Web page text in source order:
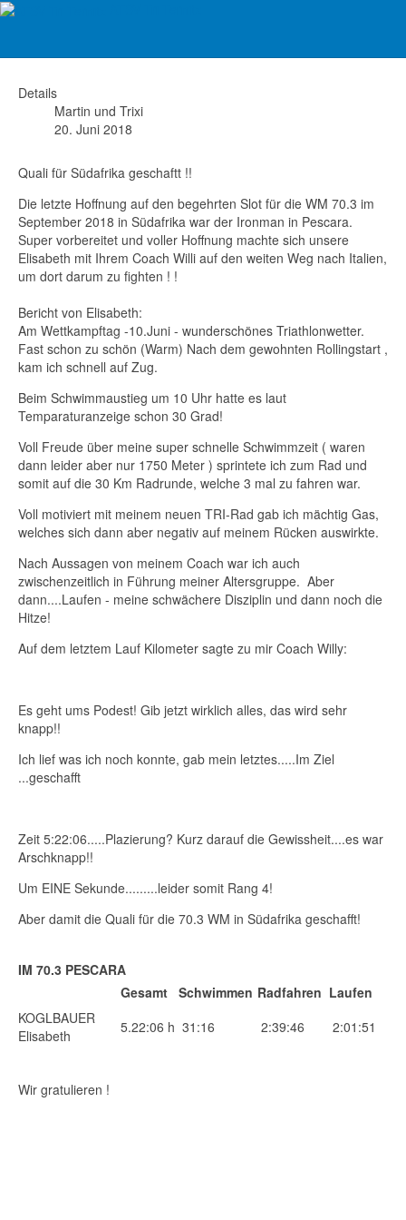
Details
Martin und Trixi
20. Juni 2018
Quali für Südafrika geschaftt !!
Die letzte Hoffnung auf den begehrten Slot für die WM 70.3 im
September 2018 in Südafrika war der Ironman in Pescara.
Super vorbereitet und voller Hoffnung machte sich unsere
Elisabeth mit Ihrem Coach Willi auf den weiten Weg nach Italien,
um dort darum zu fighten ! !
Bericht von Elisabeth:
Am Wettkampftag -10.Juni - wunderschönes Triathlonwetter.
Fast schon zu schön (Warm) Nach dem gewohnten Rollingstart ,
kam ich schnell auf Zug.
Beim Schwimmaustieg um 10 Uhr hatte es laut
Temparaturanzeige schon 30 Grad!
Voll Freude über meine super schnelle Schwimmzeit ( waren
dann leider aber nur 1750 Meter ) sprintete ich zum Rad und
somit auf die 30 Km Radrunde, welche 3 mal zu fahren war.
Voll motiviert mit meinem neuen TRI-Rad gab ich mächtig Gas,
welches sich dann aber negativ auf meinem Rücken auswirkte.
Nach Aussagen von meinem Coach war ich auch
zwischenzeitlich in Führung meiner Altersgruppe. Aber
dann....Laufen - meine schwächere Disziplin und dann noch die
Hitze!
Auf dem letztem Lauf Kilometer sagte zu mir Coach Willy:
Es geht ums Podest! Gib jetzt wirklich alles, das wird sehr
knapp!!
Ich lief was ich noch konnte, gab mein letztes.....Im Ziel
...geschafft
Zeit 5:22:06.....Plazierung? Kurz darauf die Gewissheit....es war
Arschknapp!!
Um EINE Sekunde.........leider somit Rang 4!
Aber damit die Quali für die 70.3 WM in Südafrika geschafft!
IM 70.3 PESCARA
Gesamt Schwimmen Radfahren Laufen
KOGLBAUER
Elisabeth
5.22:06 h 31:16 2:39:46 2:01:51
Wir gratulieren !